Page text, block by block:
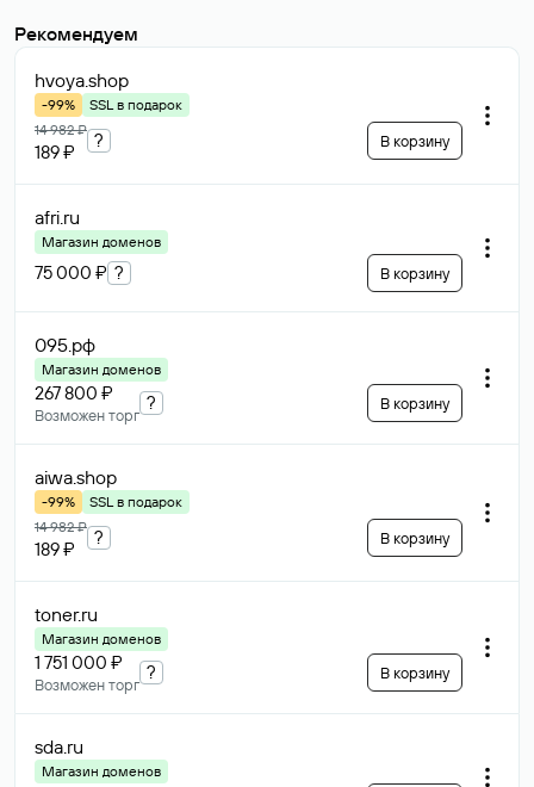
Рекомендуем
hvoya.shop
-99%
SSL в подарок
14 982 ₽
189 ₽
? В корзину
afri.ru
Магазин доменов
75 000 ₽ ? В корзину
095.рф
Магазин доменов
267 800 ₽
Возможен торг
? В корзину
aiwa.shop
-99%
SSL в подарок
14 982 ₽
189 ₽
? В корзину
toner.ru
Магазин доменов
1 751 000 ₽
Возможен торг
? В корзину
sda.ru
Магазин доменов